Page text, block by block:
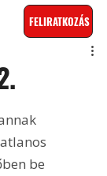
FELIRATKOZÁS
be